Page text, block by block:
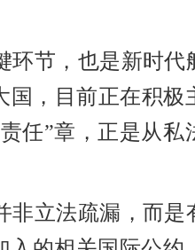
节，也是新时代
，目前正在积极
任”章，正是从
立法疏漏，而是